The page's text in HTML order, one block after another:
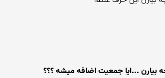
بیارن ...ایا جمعیت اضافه میشه ؟؟؟